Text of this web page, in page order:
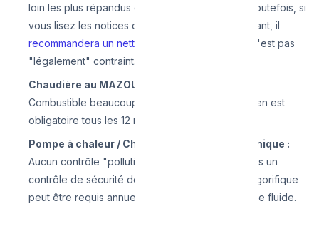
loin les plus répandus dans les 19 communes). Toutefois, si
vous lisez les notices d'un fabricant comme Vaillant, il
recommandera un nettoyage annuel
, mais ceci n'est pas
"légalement" contraint.
Chaudière au MAZOUT (Fioul) : Tous les ans.
Combustible beaucoup plus encrassant, l'entretien est
obligatoire tous les 12 mois.
Pompe à chaleur / Chauffe-eau thermodynamique :
Aucun contrôle "pollution" PEB n'est imposé, mais un
contrôle de sécurité de l'étanchéité du circuit frigorifique
peut être requis annuellement selon la quantité de fluide.